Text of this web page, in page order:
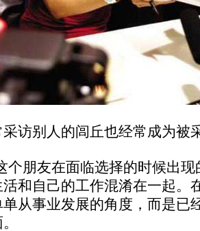
采访别人的闾丘也经常成为被
个朋友在面临选择的时候出
和自己的工作混淆在一起。
从事业发展的角度，而是已